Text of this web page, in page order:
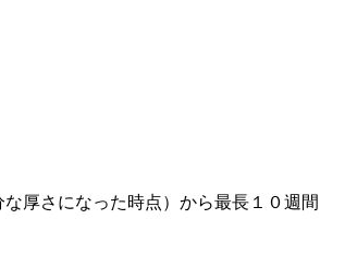
厚さになった時点）から最長１０週間